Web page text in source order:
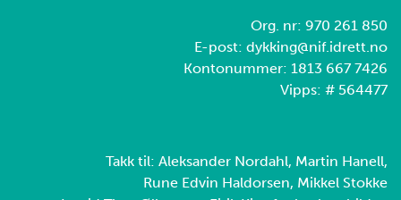
Org. nr: 970 261 850
E-post: dykking@nif.idrett.no
Kontonummer: 1813 667 7426
Vipps: # 564477
Takk til: Aleksander Nordahl, Martin Hanell,
Rune Edvin Haldorsen, Mikkel Stokke